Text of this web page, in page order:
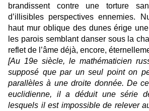
brandissent contre une torture
d’illisibles perspectives ennemies.
haut mur oblique des dunes érige
les parois semblant danser sous la
reflet de l’âme déjà, encore,
[Au 19e siècle, le mathématicien
supposé que par un seul point on
parallèles à une droite donnée. De
euclidienne, il a déduit une série
lesquels il est impossible de relever